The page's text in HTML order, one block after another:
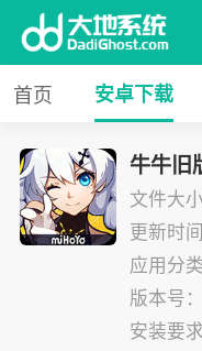
首页 安卓下载
牛牛旧
文件大
更新时
应用分
版本号
安装要